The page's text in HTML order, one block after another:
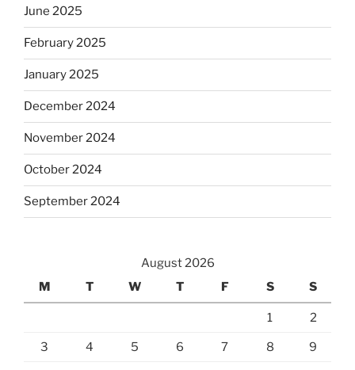
June 2025
February 2025
January 2025
December 2024
November 2024
October 2024
September 2024
August 2026
M
T W T F S S
1 2
3 4 5 6 7 8 9